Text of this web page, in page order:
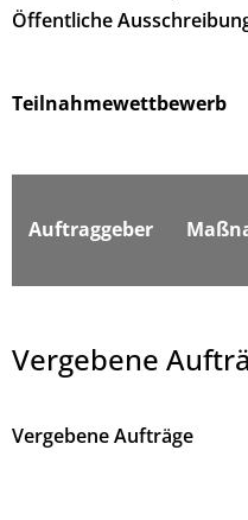
Öffentliche
Teilnahmewettbewerb
Auftraggeber
Vergebene
Vergebene Aufträge